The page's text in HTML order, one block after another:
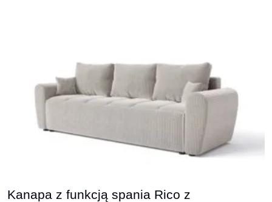
Kanapa z funkcją spania Rico z